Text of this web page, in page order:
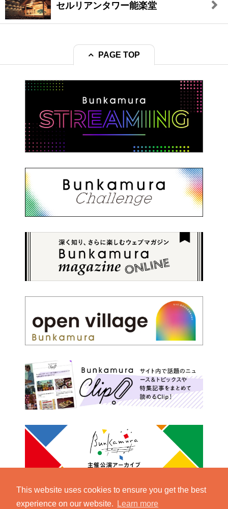
This website uses cookies to ensure you get the best
experience on our website.
Learn more
セルリアンタワー能楽堂
PAGE TOP